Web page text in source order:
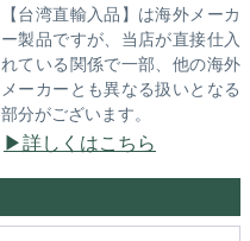
【台湾直輸入品】は海外メーカ
ー製品ですが、当店が直接仕入
れている関係で一部、他の海外
メーカーとも異なる扱いとなる
部分がございます。
詳しくはこちら